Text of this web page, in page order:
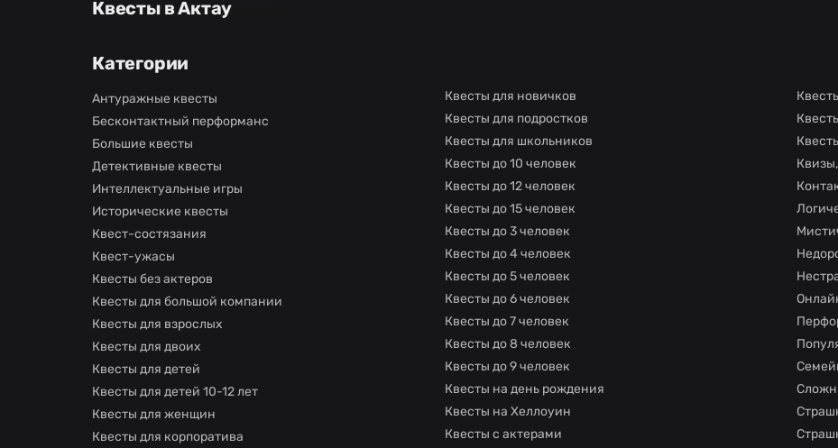
Квесты в Актау
Категории
Антуражные квесты
Бесконтактный перформанс
Большие квесты
Детективные квесты
Интеллектуальные игры
Исторические квесты
Квест-состязания
Квест-ужасы
Квесты без актеров
Квесты для большой компании
Квесты для взрослых
Квесты для двоих
Квесты для детей
Квесты для детей 10-12 лет
Квесты для женщин
Квесты для корпоратива
Квесты для новичков
Квесты для подростков
Квесты для школьников
Квесты до 10 человек
Квесты до 12 человек
Квесты до 15 человек
Квесты до 3 человек
Квесты до 4 человек
Квесты до 5 человек
Квесты до 6 человек
Квесты до 7 человек
Квесты до 8 человек
Квесты до 9 человек
Квесты на день рождения
Квесты на Хеллоуин
Квесты с актерами